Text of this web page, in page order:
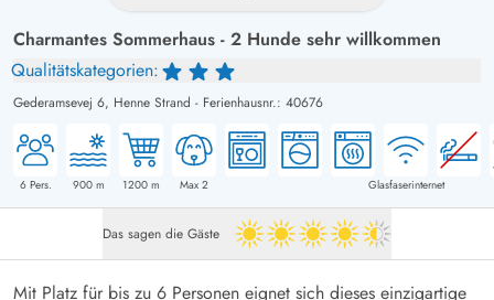
Charmantes Sommerhaus - 2 Hunde sehr willkommen
Qualitätskategorien:
Gederamsevej 6, Henne Strand - Ferienhausnr.: 40676
6Pers. 900m 1200 m Max 2 Glasfaserinternet
Das sagen die Gäste 4.5 von 5
Mit Platz für bis zu 6 Personen eignet sich dieses einzigartige